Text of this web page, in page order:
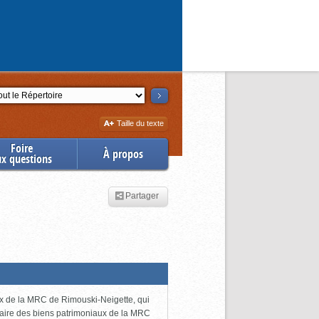
Augmenter
la
Taille du texte
Foire
questions À propos
Partager
de la MRC de Rimouski-Neigette, qui
des biens patrimoniaux de la MRC